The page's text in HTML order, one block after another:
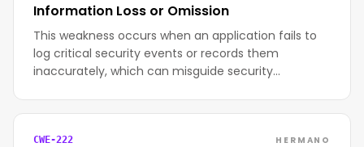
Information Loss or Omission
This weakness occurs when an application fails to
log critical security events or records them
inaccurately, which can misguide security…
CWE-222 HERMANO